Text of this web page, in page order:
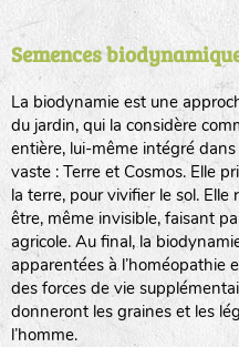
Semences
La biodynamie est une
du jardin, qui la considère
entière, lui-même intégré
vaste : Terre et Cosmos. Elle
la terre, pour vivifier le sol.
être, même invisible, faisant
agricole. Au final, la
apparentées à l’homéopathie
des forces de vie
donneront les graines et les
l’homme.
LA RÉFÉRENCE :F BEL
F : Fleurs.
Les autres catégories étant :
animaux sauvages